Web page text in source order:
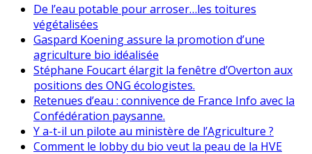
De l’eau potable pour arroser…les toitures
végétalisées
Gaspard Koening assure la promotion d’une
agriculture bio idéalisée
Stéphane Foucart élargit la fenêtre d’Overton aux
positions des ONG écologistes.
Retenues d’eau : connivence de France Info avec la
Confédération paysanne.
Y a-t-il un pilote au ministère de l’Agriculture ?
Comment le lobby du bio veut la peau de la HVE